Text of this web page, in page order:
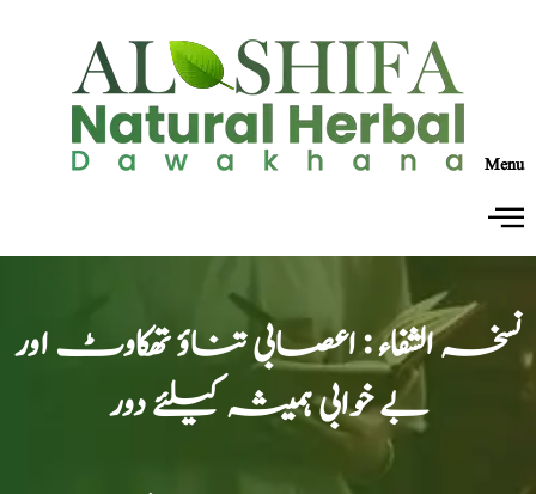
Menu
نسخہ الشفاء : اعصابی تناؤ تھکاوٹ اور
بے خوابی ہمیشہ کیلئے دور